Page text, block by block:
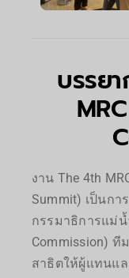
บรรย
งาน The 4th
Summit) เป็นก
กรรมาธิการแม่น้
Commission) ที
สาธิตให้ผู้แทนแ